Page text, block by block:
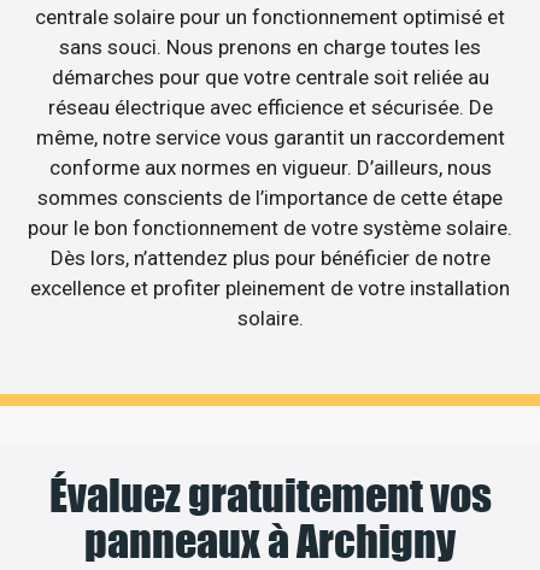
centrale solaire pour un fonctionnement optimisé et
sans souci. Nous prenons en charge toutes les
démarches pour que votre centrale soit reliée au
réseau électrique avec efficience et sécurisée. De
même, notre service vous garantit un raccordement
conforme aux normes en vigueur. D’ailleurs, nous
sommes conscients de l’importance de cette étape
pour le bon fonctionnement de votre système solaire.
Dès lors, n’attendez plus pour bénéficier de notre
excellence et profiter pleinement de votre installation
solaire.
Évaluez gratuitement vos
panneaux à Archigny